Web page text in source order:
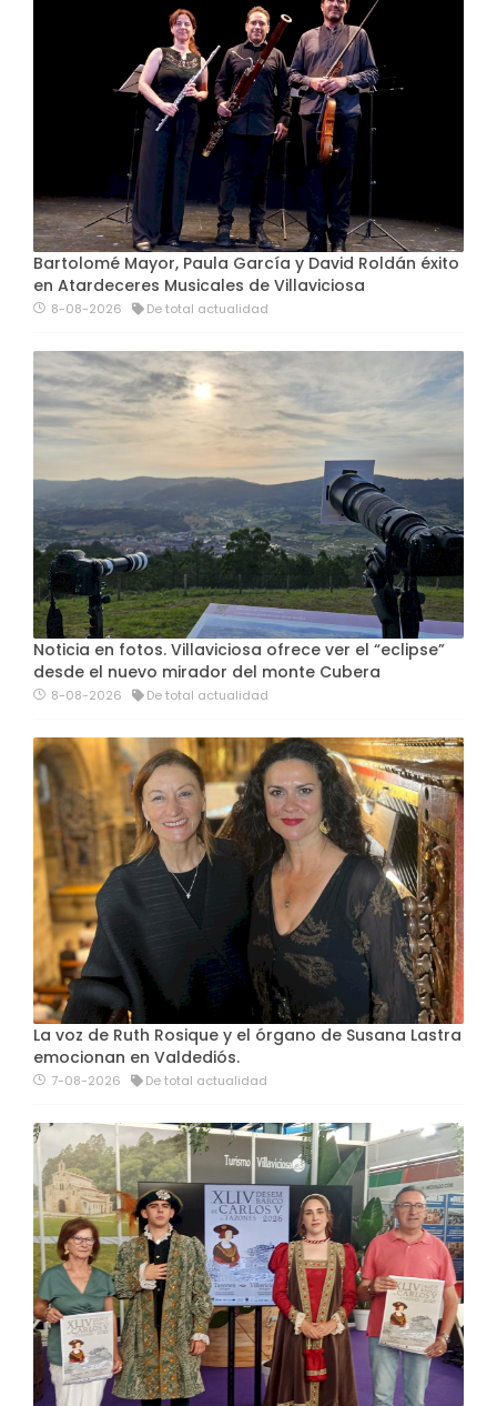
Bartolomé Mayor, Paula García y David Roldán éxito
en Atardeceres Musicales de Villaviciosa
8-08-2026 De total actualidad
Noticia en fotos. Villaviciosa ofrece ver el “eclipse”
desde el nuevo mirador del monte Cubera
8-08-2026 De total actualidad
La voz de Ruth Rosique y el órgano de Susana Lastra
emocionan en Valdediós.
7-08-2026 De total actualidad